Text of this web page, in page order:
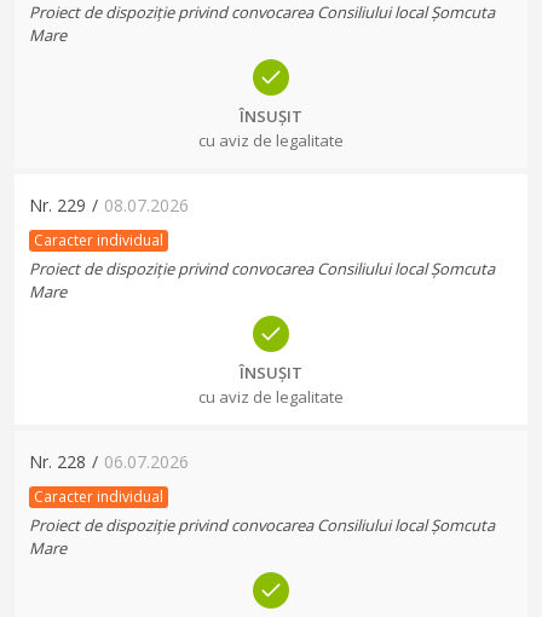
Proiect de dispoziție privind convocarea Consiliului local Șomcuta
Mare
ÎNSUȘIT
cu aviz de legalitate
Nr. 229 / 08.07.2026
Caracter individual
Proiect de dispoziție privind convocarea Consiliului local Șomcuta
Mare
ÎNSUȘIT
cu aviz de legalitate
Nr. 228 / 06.07.2026
Caracter individual
Proiect de dispoziție privind convocarea Consiliului local Șomcuta
Mare